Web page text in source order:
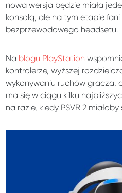
nowa wersja będzie miała
konsolą, ale na tym etapie
bezprzewodowego headsetu.
Na blogu PlayStation
kontrolerze, wyższej
wykonywaniu ruchów gracza,
ma się w ciągu kilku
na razie, kiedy PSVR 2